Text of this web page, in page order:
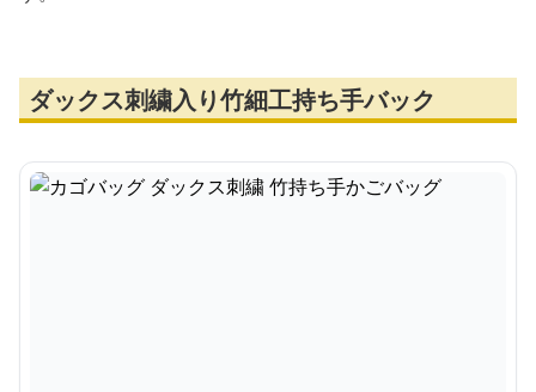
ダックス刺繍入り竹細工持ち手バック